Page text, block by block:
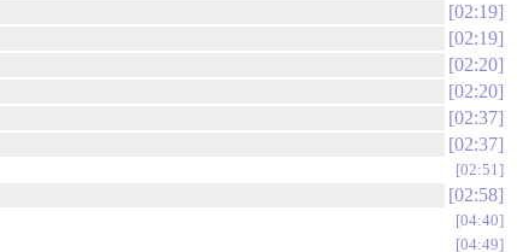
02:19
02:19
02:20
02:20
02:37
02:37
02:51
02:58
04:40
04:49